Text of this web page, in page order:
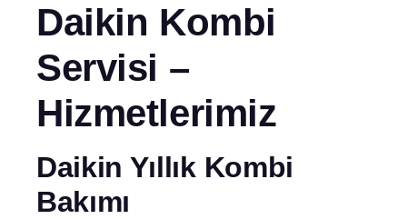
Daikin Kombi
Servisi –
Hizmetlerimiz
Daikin Yıllık Kombi
Bakımı